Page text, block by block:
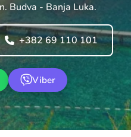
Budva - Banja Luka.
+382 69 110 101
Viber